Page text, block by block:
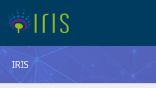
IRIS